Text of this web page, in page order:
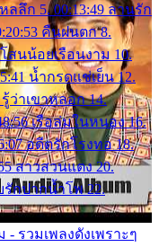
ลลึก 5. 00:13:49 ลานรัก
คืนฝนตก 8.
โสนน้อยเรือนงาม 10.
น้ำกรดแช่เย็น 12.
รู้ว่าเขาหลอก 14.
เรือล่มในหนอง 16.
อดีตรักโรงทอ 18.
สาวสวนแตง 20.
รักปากน้ำโพ 22.
รวมเพลงดังเพราะๆ